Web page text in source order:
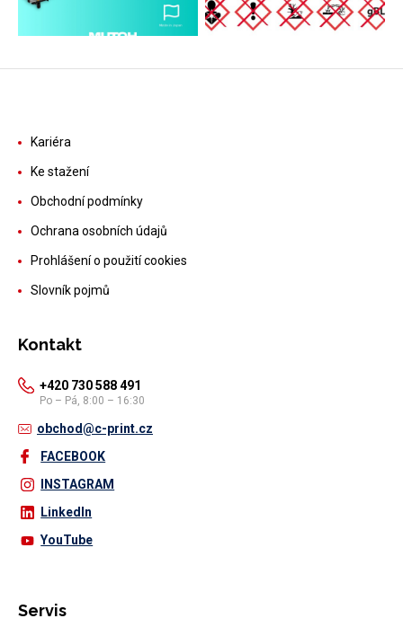
Kariéra
Ke stažení
Obchodní podmínky
Ochrana osobních údajů
Prohlášení o použití cookies
Slovník pojmů
Kontakt
+420 730 588 491
Po – Pá, 8:00 – 16:30
obchod@c-print.cz
FACEBOOK
INSTAGRAM
LinkedIn
YouTube
Servis